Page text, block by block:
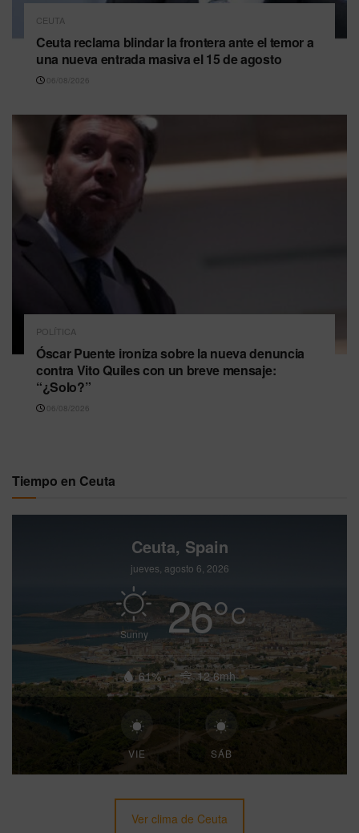
CEUTA
Ceuta reclama blindar la frontera ante el temor a
una nueva entrada masiva el 15 de agosto
06/08/2026
POLÍTICA
Óscar Puente ironiza sobre la nueva denuncia
contra Vito Quiles con un breve mensaje:
“¿Solo?”
06/08/2026
Tiempo en Ceuta
Ceuta, Spain
jueves, agosto 6, 2026
Sunny 26°C
61% 12.6mh
VIE SÁB
Ver clima de Ceuta